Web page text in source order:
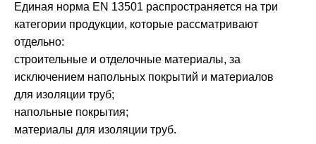
Единая норма EN 13501 распространяется на три
категории продукции, которые рассматривают
отдельно:
строительные и отделочные материалы, за
исключением напольных покрытий и материалов
для изоляции труб;
напольные покрытия;
материалы для изоляции труб.